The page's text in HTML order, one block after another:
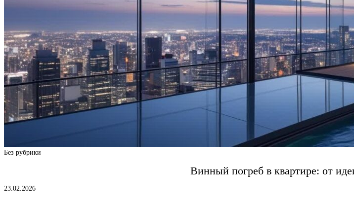
Без рубрики
Винный погреб в квартире: от
23.02.2026